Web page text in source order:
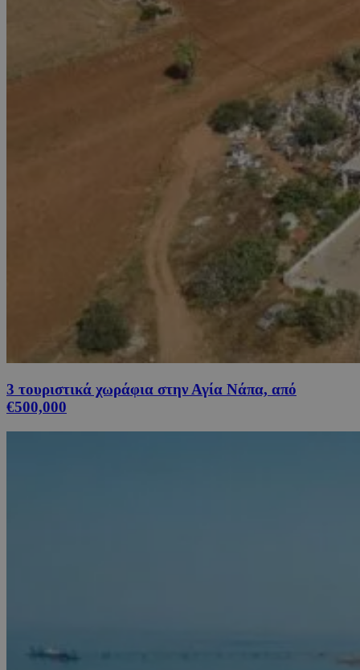
3 τουριστικά χωράφια στην Αγία Νάπα, από
€500,000